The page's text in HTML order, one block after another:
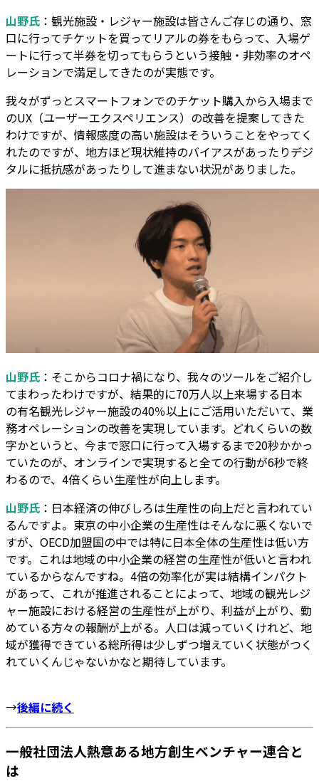
山野氏 ：観光施設・レジャー施設は皆さんご存じの通り、窓
口に行ってチケットを買ってリアルの券をもらって、入場ゲ
ートに行って半券を切ってもらうという接触・非効率のオペ
レーションで満足してきたのが実態です。
我々がずっとスマートフォンでのチケット購入から入場まで
のUX（ユーザーエクスペリエンス）の改善を提案してきた
わけですが、情報感度の高い施設はそういうことをやってく
れたのですが、地方ほど現状維持のバイアスがあったりデジ
タルに抵抗感があったりして進まない状況がありました。
山野氏 ：そこからコロナ禍になり、我々のツールをご紹介し
てまわったわけですが、結果的に70万人以上来場する日本
の有名観光レジャー施設の40％以上にご活用いただいて、業
務オペレーションの改善を実現しています。どれくらいの数
字かというと、今まで窓口に行って入場するまで20秒かかっ
ていたのが、オンラインで実現すると全ての行動が6秒で終
わるので、4倍くらい生産性が向上します。
山野氏 ：日本経済の伸びしろは生産性の向上だと言われてい
るんですよ。東京の中小企業の生産性はそんなに悪くないで
すが、OECD加盟国の中では特に日本全体の生産性は低い方
です。これは地域の中小企業の経営の生産性が低いと言われ
ているからなんですね。4倍の効率化が実は結構インパクト
があって、これが推進されることによって、地域の観光レジ
ャー施設における経営の生産性が上がり、利益が上がり、勤
めている方々の報酬が上がる。人口は減っていくけれど、地
域が獲得できている総所得は少しずつ増えていく状態がつく
れていくんじゃないかなと期待しています。
→後編に続く
⼀般社団法⼈熱意ある地⽅創⽣ベンチャー連合と
は